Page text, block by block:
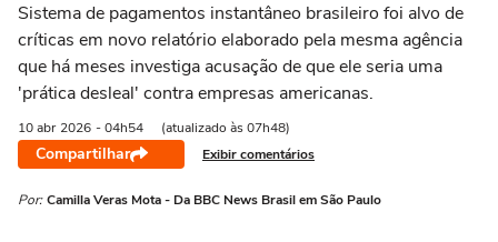
Sistema de pagamentos instantâneo brasileiro foi alvo de
críticas em novo relatório elaborado pela mesma agência
que há meses investiga acusação de que ele seria uma
'prática desleal' contra empresas americanas.
10 abr 2026 - 04h54 (atualizado às 07h48)
Compartilhar Exibir comentários
Por: Camilla Veras Mota - Da BBC News Brasil em São Paulo